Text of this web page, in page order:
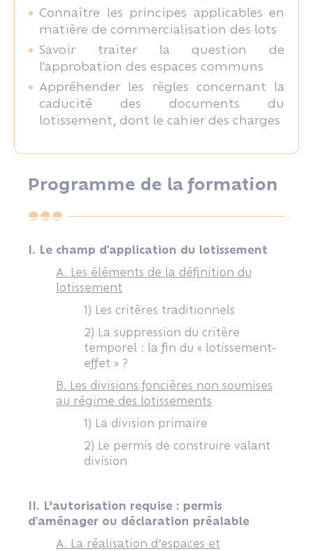
Connaître les principes applicables en
matière de commercialisation des lots
Savoir traiter la question de
l'approbation des espaces communs
Appréhender les règles concernant la
caducité des documents du
lotissement, dont le cahier des charges
Programme de la formation
I. Le champ d'application du lotissement
A. Les éléments de la définition du
lotissement
1) Les critères traditionnels
2) La suppression du critère
temporel : la fin du « lotissement-
effet » ?
B. Les divisions foncières non soumises
au régime des lotissements
1) La division primaire
2) Le permis de construire valant
division
II. L’autorisation requise : permis
d'aménager ou déclaration préalable
A. La réalisation d’espaces et